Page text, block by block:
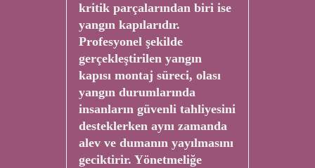
kritik parçalarından biri ise
yangın kapılarıdır.
Profesyonel şekilde
gerçekleştirilen yangın
kapısı montaj süreci, olası
yangın durumlarında
insanların güvenli tahliyesini
desteklerken aynı zamanda
alev ve dumanın yayılmasını
geciktirir. Yönetmeliğe